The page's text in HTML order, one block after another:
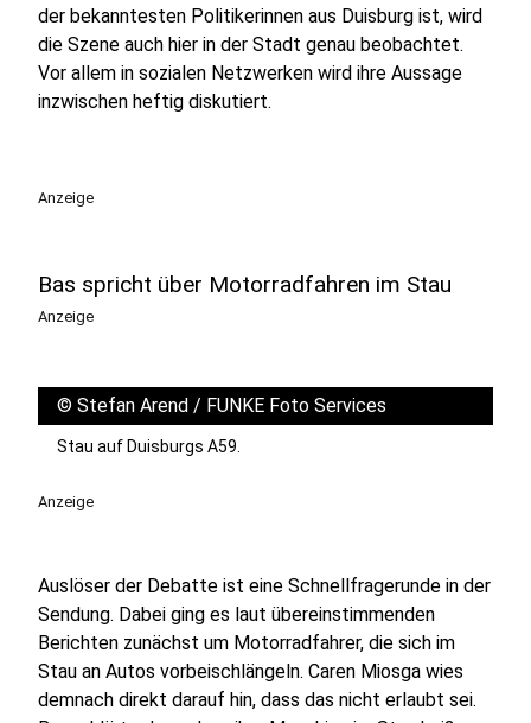
der bekanntesten Politikerinnen aus Duisburg ist, wird
die Szene auch hier in der Stadt genau beobachtet.
Vor allem in sozialen Netzwerken wird ihre Aussage
inzwischen heftig diskutiert.
Anzeige
Bas spricht über Motorradfahren im Stau
Anzeige
© Stefan Arend / FUNKE Foto Services
Stau auf Duisburgs A59.
Anzeige
Auslöser der Debatte ist eine Schnellfragerunde in der
Sendung. Dabei ging es laut übereinstimmenden
Berichten zunächst um Motorradfahrer, die sich im
Stau an Autos vorbeischlängeln. Caren Miosga wies
demnach direkt darauf hin, dass das nicht erlaubt sei.